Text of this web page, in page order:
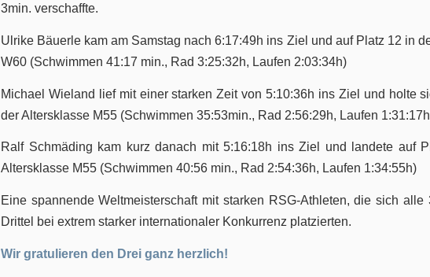
3min. verschaffte.
Ulrike Bäuerle kam am Samstag nach 6:17:49h ins Ziel und auf Platz 12 in
W60 (Schwimmen 41:17 min., Rad 3:25:32h, Laufen 2:03:34h)
Michael Wieland lief mit einer starken Zeit von 5:10:36h ins Ziel und holte
der Altersklasse M55 (Schwimmen 35:53min., Rad 2:56:29h, Laufen
Ralf Schmäding kam kurz danach mit 5:16:18h ins Ziel und landete auf
Altersklasse M55 (Schwimmen 40:56 min., Rad 2:54:36h, Laufen 1:34:55h)
Eine spannende Weltmeisterschaft mit starken RSG-Athleten, die sich alle
Drittel bei extrem starker internationaler Konkurrenz platzierten.
Wir gratulieren den Drei ganz herzlich!